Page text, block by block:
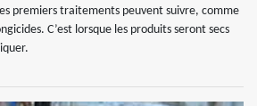
premiers traitements peuvent suivre, comme
C’est lorsque les produits seront secs